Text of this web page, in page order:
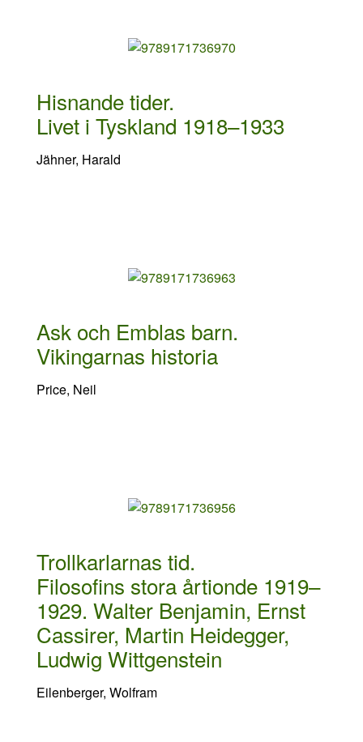
Hisnande tider.
Livet i Tyskland 1918–1933
Jähner, Harald
Ask och Emblas barn.
Vikingarnas historia
Price, Neil
Trollkarlarnas tid.
Filosofins stora årtionde 1919–
1929. Walter Benjamin, Ernst
Cassirer, Martin Heidegger,
Ludwig Wittgenstein
Eilenberger, Wolfram